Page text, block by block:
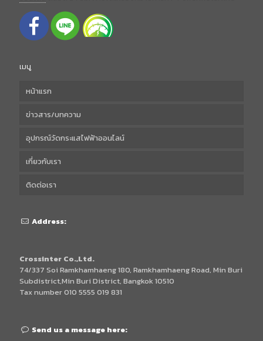
เมนู
หน้าแรก
ข่าวสาร/บทความ
อุปกรณ์วัดกระแสไฟฟ้าออนไลน์
เกี่ยวกับเรา
ติดต่อเรา
Address:
Crossinter Co.,Ltd.
74/337 Soi Ramkhamhaeng 180, Ramkhamhaeng Road, Min Buri
Subdistrict,Min Buri District, Bangkok 10510
Tax number 010 5555 019 831
Send us a message here: